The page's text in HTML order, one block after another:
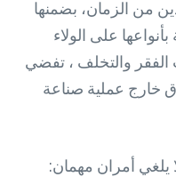
من الزمان، بضمنها
على الولاء
الفقر والتخلف ، تفضي
خارج عملية صناعة
يلغي أمران مهمان: